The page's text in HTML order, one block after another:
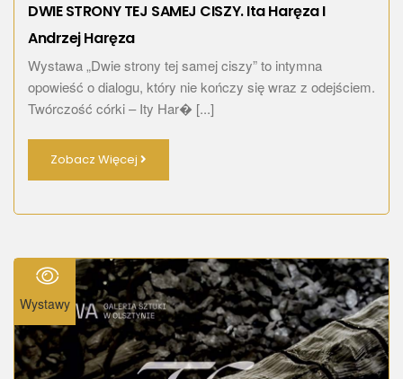
DWIE STRONY TEJ SAMEJ CISZY. Ita Haręza I
Andrzej Haręza
Wystawa „Dwie strony tej samej ciszy” to intymna
opowieść o dialogu, który nie kończy się wraz z odejściem.
Twórczość córki – Ity Har� [...]
Zobacz Więcej
Wystawy